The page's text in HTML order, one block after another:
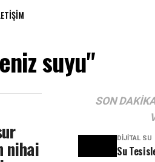
suyu"
nihai
SON
DIJITAL SU
Su